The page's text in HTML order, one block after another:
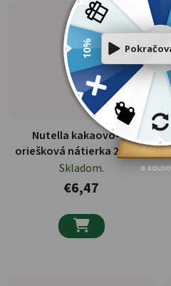
Nutella kakaovo-
oriešková nátierka 220g
Skladom.
€6,47
